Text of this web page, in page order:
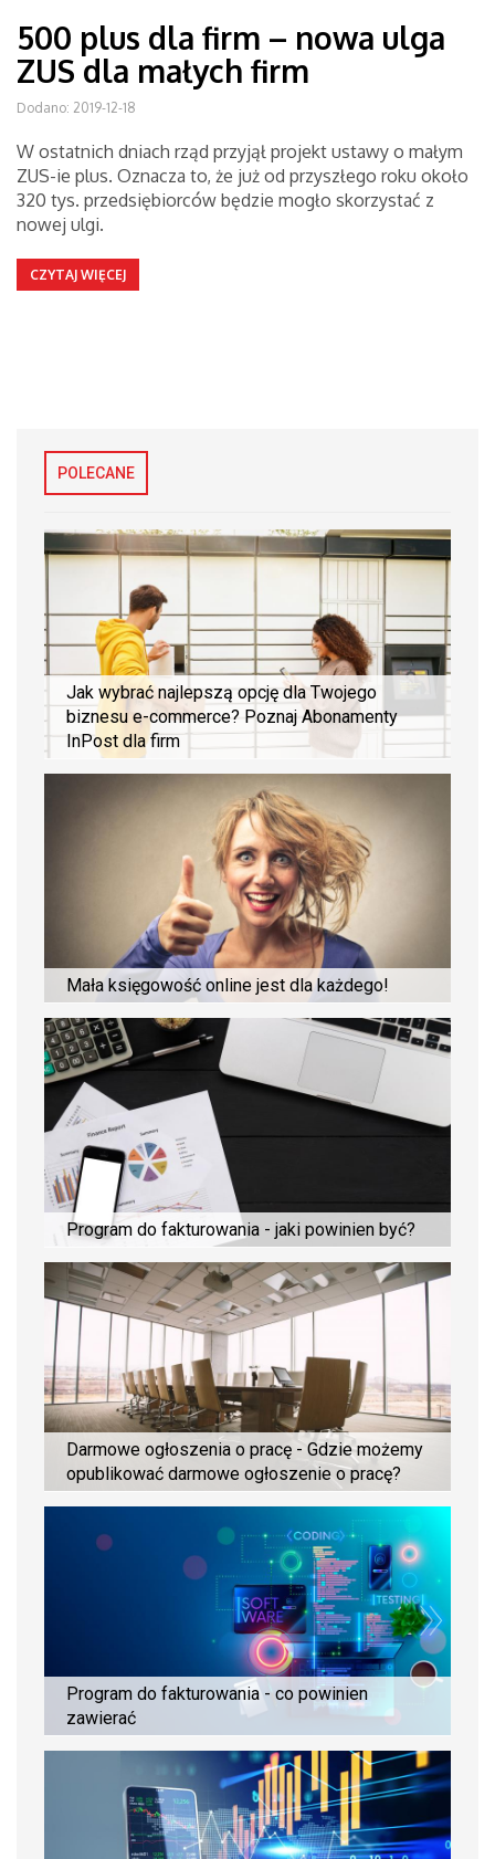
500 plus dla firm – nowa ulga
ZUS dla małych firm
Dodano: 2019-12-18
W ostatnich dniach rząd przyjął projekt ustawy o małym
ZUS-ie plus. Oznacza to, że już od przyszłego roku około
320 tys. przedsiębiorców będzie mogło skorzystać z
nowej ulgi.
CZYTAJ WIĘCEJ
POLECANE
Jak wybrać najlepszą opcję dla Twojego
biznesu e-commerce? Poznaj Abonamenty
InPost dla firm
Mała księgowość online jest dla każdego!
Program do fakturowania - jaki powinien być?
Darmowe ogłoszenia o pracę - Gdzie możemy
opublikować darmowe ogłoszenie o pracę?
Program do fakturowania - co powinien
zawierać